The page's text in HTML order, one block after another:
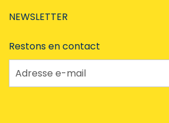
NEWSLETTER
Restons en contact
Adresse e-mail